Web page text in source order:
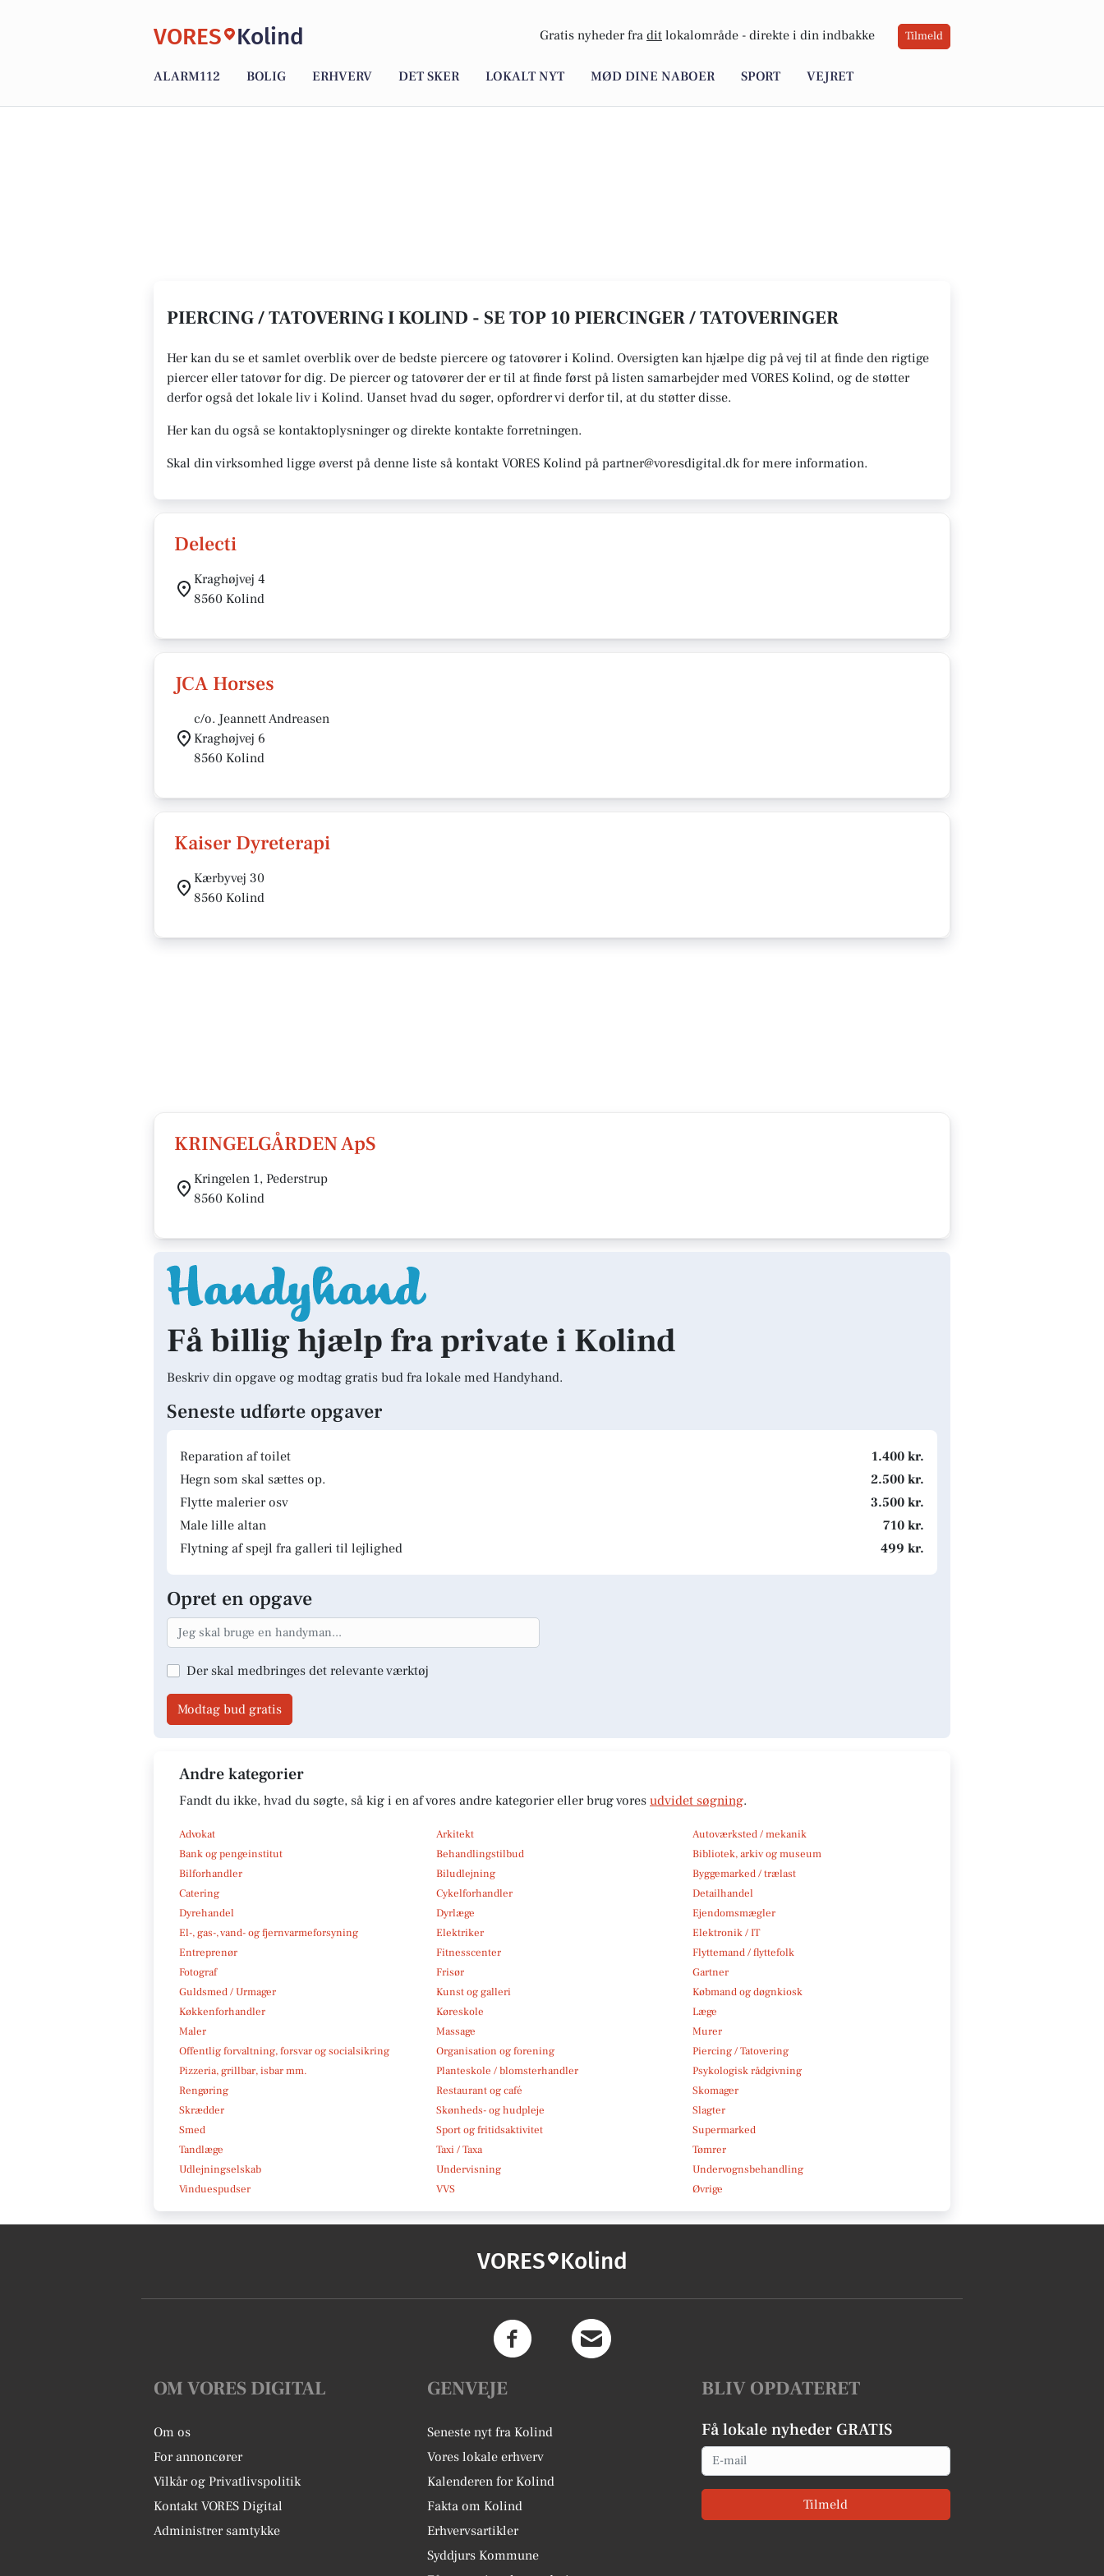
VORES Kolind Gratis nyheder fra dit lokalområde - direkte i din indbakke Tilmeld
ALARM112 BOLIG ERHVERV DET SKER LOKALT NYT MØD DINE NABOER SPORT VEJRET
PIERCING / TATOVERING I KOLIND - SE TOP 10 PIERCINGER / TATOVERINGER
Her kan du se et samlet overblik over de bedste piercere og tatovører i Kolind. Oversigten kan hjælpe dig på vej til at finde den rigtige
piercer eller tatovør for dig. De piercer og tatovører der er til at finde først på listen samarbejder med VORES Kolind, og de støtter
derfor også det lokale liv i Kolind. Uanset hvad du søger, opfordrer vi derfor til, at du støtter disse.
Her kan du også se kontaktoplysninger og direkte kontakte forretningen.
Skal din virksomhed ligge øverst på denne liste så kontakt VORES Kolind på partner@voresdigital.dk for mere information.
Delecti
Kraghøjvej 4
8560 Kolind
JCA Horses
c/o. Jeannett Andreasen
Kraghøjvej 6
8560 Kolind
Kaiser Dyreterapi
Kærbyvej 30
8560 Kolind
KRINGELGÅRDEN ApS
Kringelen 1, Pederstrup
8560 Kolind
Få billig hjælp fra private i Kolind
Beskriv din opgave og modtag gratis bud fra lokale med Handyhand.
Seneste udførte opgaver
Reparation af toilet
1.400 kr.
Hegn som skal sættes op.
2.500 kr.
Flytte malerier osv
3.500 kr.
Male lille altan
710 kr.
Flytning af spejl fra galleri til lejlighed
499 kr.
Opret en opgave
Der skal medbringes det relevante værktøj
Modtag bud gratis
Andre kategorier
Fandt du ikke, hvad du søgte, så kig i en af vores andre kategorier eller brug vores udvidet søgning.
Advokat Arkitekt
Autoværksted / mekanik
Bank og pengeinstitut
Behandlingstilbud
Bibliotek, arkiv og museum
Bilforhandler
Biludlejning
Byggemarked / trælast
Catering
Cykelforhandler
Detailhandel
Dyrehandel
Dyrlæge
Ejendomsmægler
El-, gas-, vand- og fjernvarmeforsyning
Elektriker
Elektronik / IT
Entreprenør
Fitnesscenter
Flyttemand / flyttefolk
Fotograf
Frisør
Gartner
Guldsmed / Urmager
Kunst og galleri
Købmand og døgnkiosk
Køkkenforhandler
Køreskole
Læge
Maler
Massage
Murer
Offentlig forvaltning, forsvar og socialsikring
Organisation og forening
Piercing / Tatovering
Pizzeria, grillbar, isbar mm.
Planteskole / blomsterhandler
Psykologisk rådgivning
Rengøring
Restaurant og café
Skomager
Skrædder
Skønheds- og hudpleje
Slagter
Smed
Sport og fritidsaktivitet
Supermarked
Tandlæge
Taxi / Taxa
Tømrer
Udlejningselskab
Undervisning
Undervognsbehandling
Vinduespudser
VVS Øvrige
VORES Kolind
OM VORES DIGITAL
Om os
For annoncører
Vilkår og Privatlivspolitik
Kontakt VORES Digital
Administrer samtykke
GENVEJE
Seneste nyt fra Kolind
Vores lokale erhverv
Kalenderen for Kolind
Fakta om Kolind
Erhvervsartikler
Syddjurs Kommune
BLIV OPDATERET
Få lokale nyheder GRATIS
Email
Tilmeld